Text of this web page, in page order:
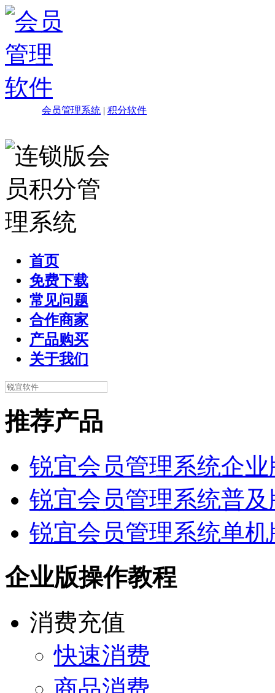
会员管理系统 | 积分软件
首页
免费下载
常见问题
合作商家
产品购买
关于我们
推荐产品
锐宜会员管理系统企
锐宜会员管理系统普及
锐宜会员管理系统单机
企业版操作教程
消费充值
快速消费